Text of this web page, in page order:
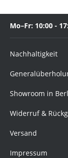
Mo–Fr: 10:00 -
Nachhaltigkeit
Showroom in
Widerruf &
Versand
Impressum